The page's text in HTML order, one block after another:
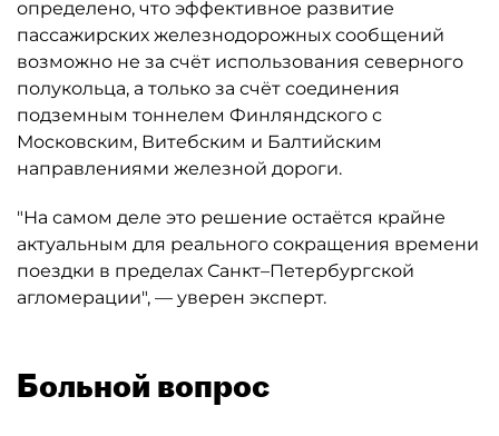
определено, что эффективное развитие
пассажирских железнодорожных сообщений
возможно не за счёт использования северного
полукольца, а только за счёт соединения
подземным тоннелем Финляндского с
Московским, Витебским и Балтийским
направлениями железной дороги.
"На самом деле это решение остаётся крайне
актуальным для реального сокращения времени
поездки в пределах Санкт–Петербургской
агломерации", — уверен эксперт.
Больной вопрос